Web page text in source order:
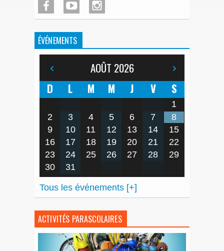
ÉVÉNEMENTS
AOÛT 2026
D
L M M J V S
1
2
3 4 5 6 7
8
9
10 11 12 13 14
15
16
17 18 19 20 21
22
23
24 25 26 27 28
29
30
31
Tous les événements [+]
ACTIVITÉS PARASCOLAIRES